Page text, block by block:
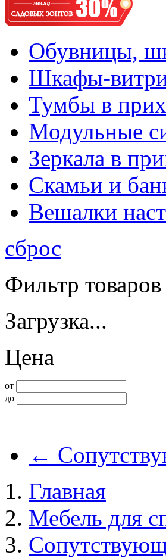
Обувницы,
Шкафы-
Тумбы в
Модульные
Зеркала в
Скамьи и
Вешалки
сброс
Фильтр товаров
Загрузка...
Цена
от
до
←
Главная
Мебель для